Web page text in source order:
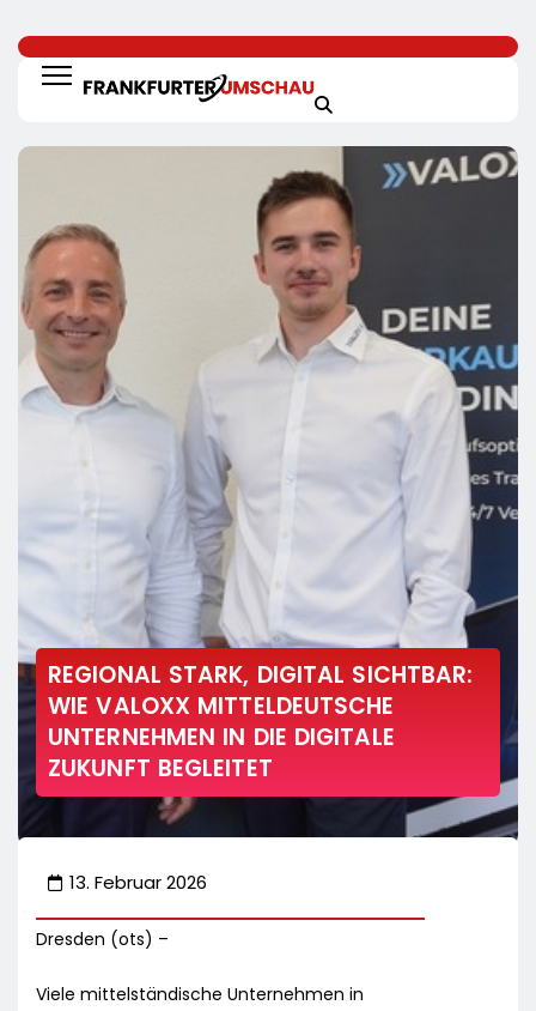
REGIONAL STARK, DIGITAL SICHTBAR:
WIE VALOXX MITTELDEUTSCHE
UNTERNEHMEN IN DIE DIGITALE
ZUKUNFT BEGLEITET
13. Februar 2026
Dresden (ots) –
Viele mittelständische Unternehmen in